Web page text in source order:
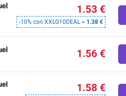
1.53 €
-10% con XXLG10DEAL = 1.38 €
1.56 €
1.58 €